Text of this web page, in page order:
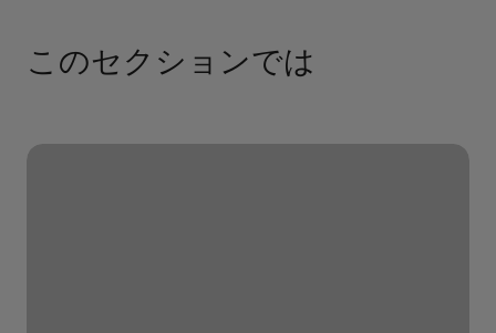
このセクションでは